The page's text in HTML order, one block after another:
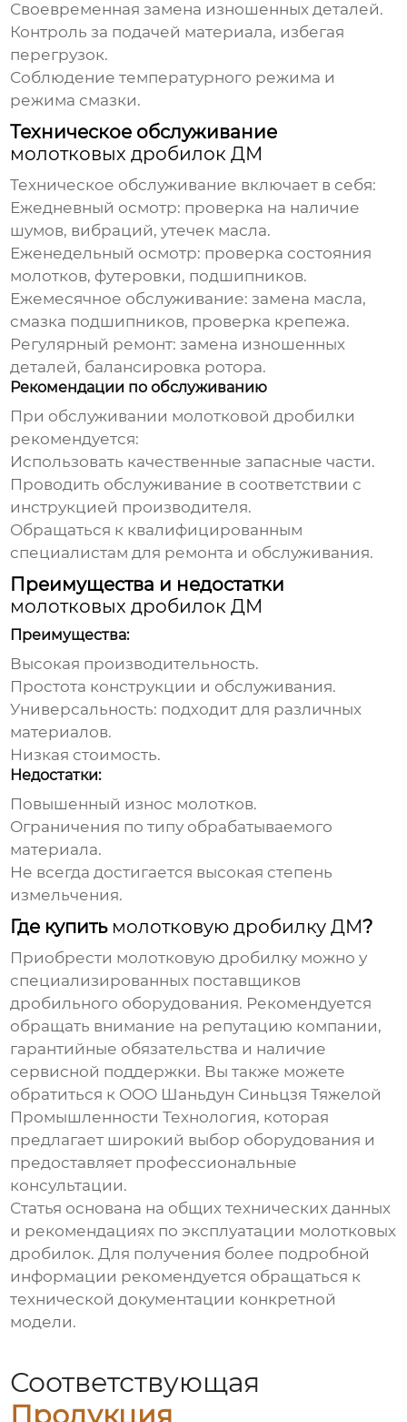
Своевременная замена изношенных деталей.
Контроль за подачей материала, избегая
перегрузок.
Соблюдение температурного режима и
режима смазки.
Техническое обслуживание
молотковых дробилок ДМ
Техническое обслуживание включает в себя:
Ежедневный осмотр: проверка на наличие
шумов, вибраций, утечек масла.
Еженедельный осмотр: проверка состояния
молотков, футеровки, подшипников.
Ежемесячное обслуживание: замена масла,
смазка подшипников, проверка крепежа.
Регулярный ремонт: замена изношенных
деталей, балансировка ротора.
Рекомендации по обслуживанию
При обслуживании молотковой дробилки
рекомендуется:
Использовать качественные запасные части.
Проводить обслуживание в соответствии с
инструкцией производителя.
Обращаться к квалифицированным
специалистам для ремонта и обслуживания.
Преимущества и недостатки
молотковых дробилок ДМ
Преимущества:
Высокая производительность.
Простота конструкции и обслуживания.
Универсальность: подходит для различных
материалов.
Низкая стоимость.
Недостатки:
Повышенный износ молотков.
Ограничения по типу обрабатываемого
материала.
Не всегда достигается высокая степень
измельчения.
Где купить молотковую дробилку ДМ?
Приобрести молотковую дробилку можно у
специализированных поставщиков
дробильного оборудования. Рекомендуется
обращать внимание на репутацию компании,
гарантийные обязательства и наличие
сервисной поддержки. Вы также можете
обратиться к ООО Шаньдун Синьцзя Тяжелой
Промышленности Технология, которая
предлагает широкий выбор оборудования и
предоставляет профессиональные
консультации.
Статья основана на общих технических данных
и рекомендациях по эксплуатации молотковых
дробилок. Для получения более подробной
информации рекомендуется обращаться к
технической документации конкретной
модели.
Соответствующая
Продукция